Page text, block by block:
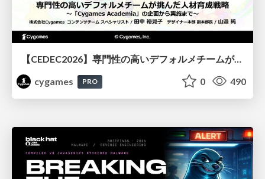
【CEDEC2026】専門性の高いデフォルメチームが挑んだ人材育成戦略 〜Cygames Academiaの企画から実施まで〜
cygames
PRO 0 490